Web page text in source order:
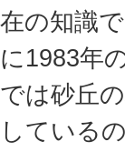
在の知識
に1983年
では砂丘
している